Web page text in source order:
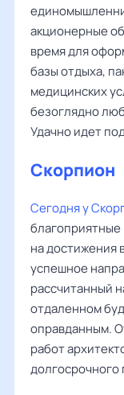
акционерные
время для
базы отдыха,
медицинских
безоглядно
Удачно идет
Скорпион
Сегодня у
на достижения
успешное
рассчитанный
отдаленном
оправданным.
работ
долгосрочного